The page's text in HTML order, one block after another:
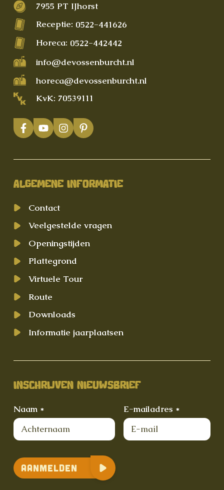
7955 PT IJhorst
Receptie: 0522-441626
Horeca: 0522-442442
info@devossenburcht.nl
horeca@devossenburcht.nl
KvK: 70539111
ALGEMENE INFORMATIE
Contact
Veelgestelde vragen
Openingstijden
Plattegrond
Virtuele Tour
Route
Downloads
Informatie jaarplaatsen
INSCHRIJVEN NIEUWSBRIEF
Naam * E-mailadres *
Aanmelden